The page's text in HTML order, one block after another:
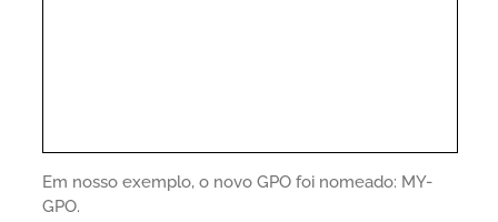
Em nosso exemplo, o novo GPO foi nomeado: MY-
GPO.